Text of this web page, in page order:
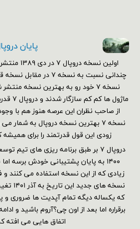
پایان
اولین نسخه
نسخه ۷ خود رو به بهترین نسخه
ماژول
نسخه ۷ بهترین نسخه دروپال به شمار
زودی این قول قدرتمند را برای
دروپال ۷ بر طبق برنامه ریزی های تیم
۱۴۰۰ به پایان پشتیبانی خودش برسه
زیادی که از این نسخه استفاده می کنند و
نسخه
که یکساله دیگه تمام آپدیت ها ضروری و
اتفاق هایی می افته